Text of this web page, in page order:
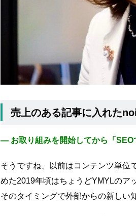
売上のある記事に入れた
― お取り組みを開始してから「SEO
そうですね、以前はコンテンツ単位
めた2019年頃はちょうどYMYLのア
そのタイミングで外部からの新しい